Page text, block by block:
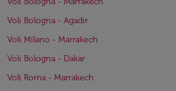
Voli Bologna - Agadir
Voli Milano - Marrakech
Voli Bologna - Dakar
Voli Roma - Marrakech